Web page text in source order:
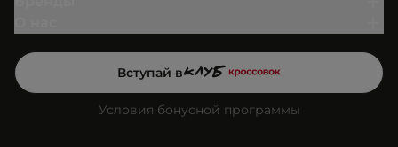
Вступай в
Условия бонусной программы